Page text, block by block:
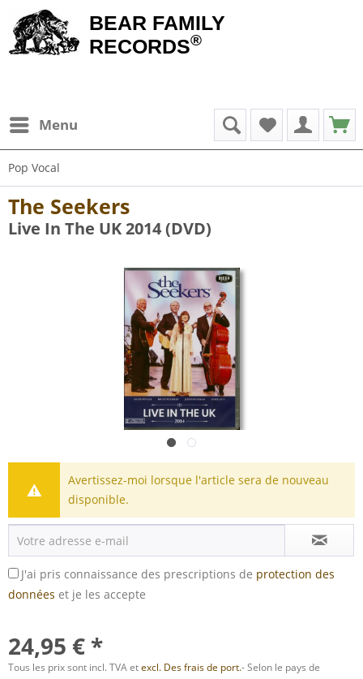
BEAR FAMILY
RECORDS®
Menu
Pop Vocal
The Seekers
Live In The UK 2014 (DVD)
Avertissez-moi lorsque l'article sera de nouveau
disponible.
J'ai pris connaissance des prescriptions de protection des
données et je les accepte
24,95 € *
Tous les prix sont incl. TVA etexcl. Des frais de port.- Selon le pays de